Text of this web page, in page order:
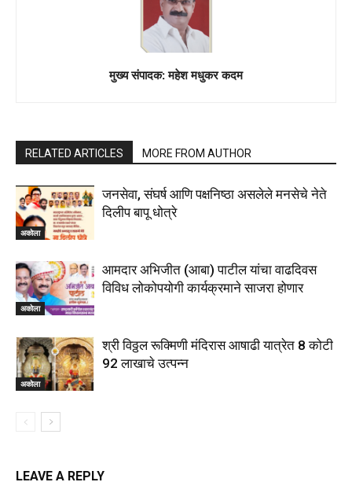
मुख्य संपादक: महेश मधुकर कदम
RELATED ARTICLES MORE FROM AUTHOR
अकोला
जनसेवा, संघर्ष आणि पक्षनिष्ठा असलेले मनसेचे नेते
दिलीप बापू धोत्रे
अकोला
आमदार अभिजीत (आबा) पाटील यांचा वाढदिवस
विविध लोकोपयोगी कार्यक्रमाने साजरा होणार
अकोला
श्री विठ्ठल रूक्मिणी मंदिरास आषाढी यात्रेत 8 कोटी
92 लाखाचे उत्पन्न
LEAVE A REPLY